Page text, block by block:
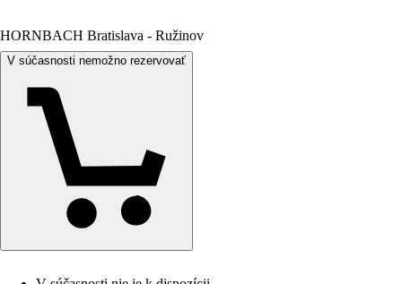
HORNBACH Bratislava - Ružinov
V súčasnosti nemožno rezervovať